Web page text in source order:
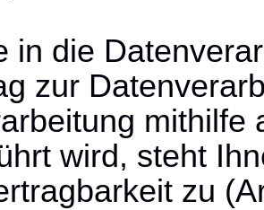
in die
zur
mithilfe
wird, steht
zu